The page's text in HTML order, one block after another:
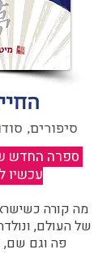
סיפורים,
ספרה החדש
עכשיו
מה קורה
של העולם,
פה וגם שם,